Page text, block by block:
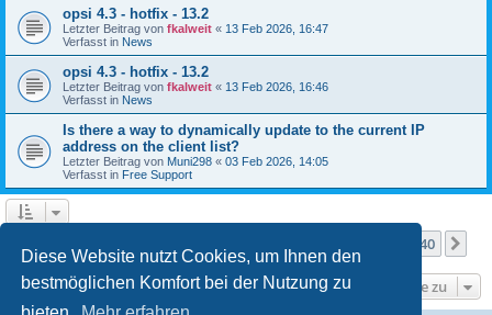
Diese Website nutzt Cookies, um Ihnen den
bestmöglichen Komfort bei der Nutzung zu
opsi 4.3 - hotfix - 13.2
Letzter Beitrag von fkalweit « 13 Feb 2026, 16:47
Verfasst in News
opsi 4.3 - hotfix - 13.2
Letzter Beitrag von fkalweit « 13 Feb 2026, 16:46
Verfasst in News
Is there a way to dynamically update to the current IP
address on the client list?
Letzter Beitrag von Muni298 « 03 Feb 2026, 14:05
Verfasst in Free Support
40
Gehe zu